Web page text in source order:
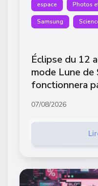
espace Photos
Samsung
Éclipse du 12
mode Lune de
fonctionnera
07/08/2026